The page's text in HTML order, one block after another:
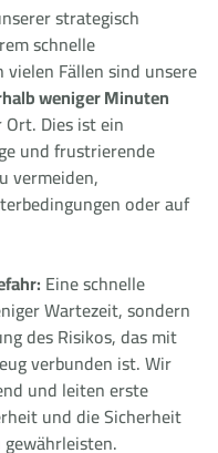
strategisch
schnelle
Fällen sind unsere
weniger Minuten
Dies ist ein
und frustrierende
vermeiden,
oder auf
Eine schnelle
Wartezeit, sondern
des Risikos, das mit
verbunden ist. Wir
und leiten erste
und die Sicherheit